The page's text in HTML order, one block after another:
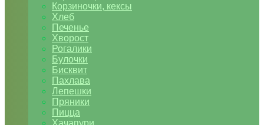
Корзиночки, кексы
Хлеб
Печенье
Хворост
Рогалики
Булочки
Бисквит
Пахлава
Лепешки
Пряники
Пицца
Хачапури